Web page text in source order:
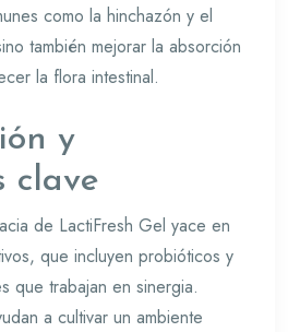
como la hinchazón y el
también mejorar la absorción
la flora intestinal.
y
clave
de LactiFresh Gel yace en
que incluyen probióticos y
que trabajan en sinergia.
a cultivar un ambiente